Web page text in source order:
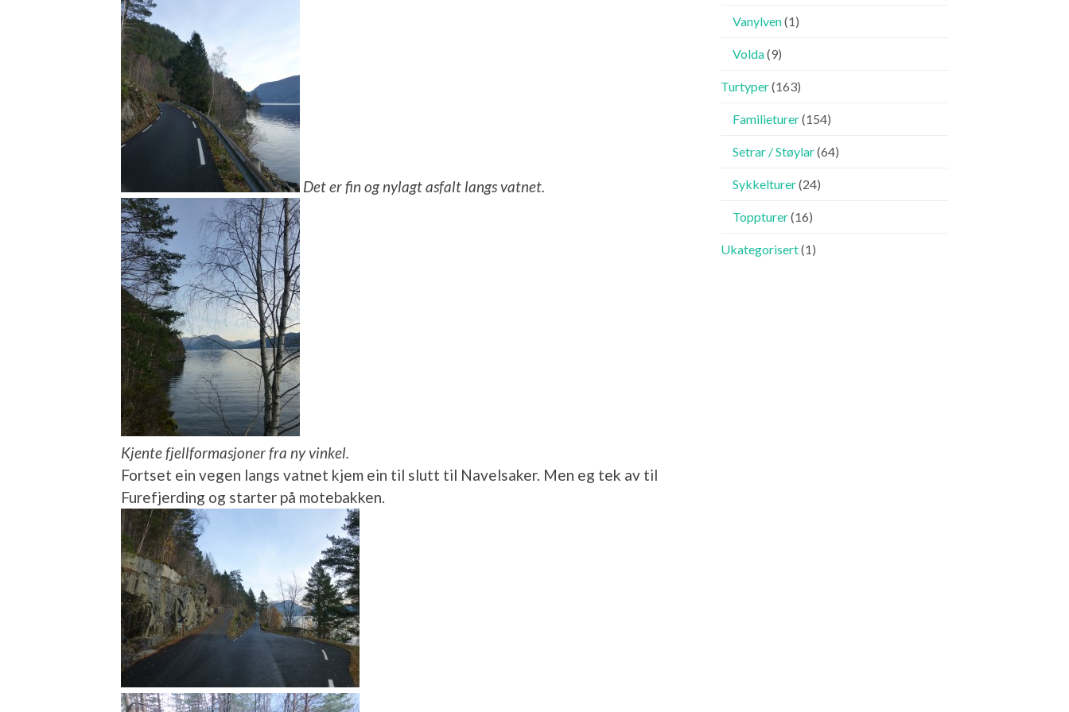
Det er fin og nylagt asfalt langs vatnet.
Kjente fjellformasjoner fra ny vinkel.
Fortset ein vegen langs vatnet kjem ein til slutt til Navelsaker. Men eg tek av til
Furefjerding og starter på motebakken.
Vanylven(1)
Volda(9)
Turtyper(163)
Familieturer(154)
Setrar / Støylar(64)
Sykkelturer(24)
Toppturer(16)
Ukategorisert(1)